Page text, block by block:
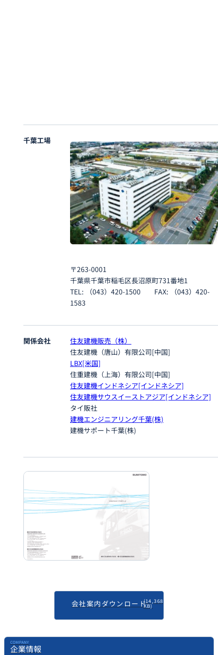
千葉工場
〒263-0001
千葉県千葉市稲毛区長沼原町731番地1
TEL: （043）420-1500 FAX: （043）420-
1583
関係会社
住友建機販売（株）
住友建機（唐山）有限公司[中国]
LBX[米国]
住重建機（上海）有限公司[中国]
住友建機インドネシア[インドネシア]
住友建機サウスイーストアジア[インドネシア]
タイ販社
建機エンジニアリング千葉(株)
建機サポート千葉(株)
会社案内ダウンロード(14,368
KB)
企業情報
COMPANY